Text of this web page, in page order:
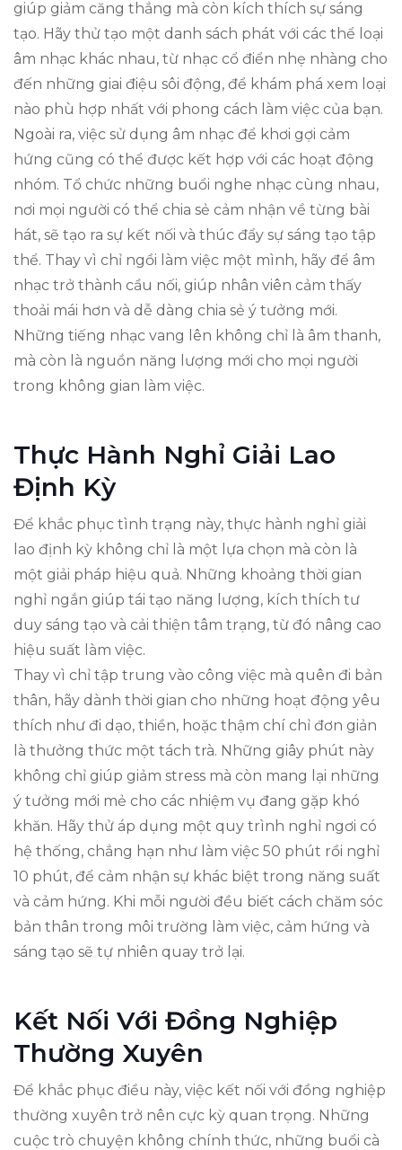
giúp giảm căng thẳng mà còn kích thích sự sáng
tạo. Hãy thử tạo một danh sách phát với các thể loại
âm nhạc khác nhau, từ nhạc cổ điển nhẹ nhàng cho
đến những giai điệu sôi động, để khám phá xem loại
nào phù hợp nhất với phong cách làm việc của bạn.
Ngoài ra, việc sử dụng âm nhạc để khơi gợi cảm
hứng cũng có thể được kết hợp với các hoạt động
nhóm. Tổ chức những buổi nghe nhạc cùng nhau,
nơi mọi người có thể chia sẻ cảm nhận về từng bài
hát, sẽ tạo ra sự kết nối và thúc đẩy sự sáng tạo tập
thể. Thay vì chỉ ngồi làm việc một mình, hãy để âm
nhạc trở thành cầu nối, giúp nhân viên cảm thấy
thoải mái hơn và dễ dàng chia sẻ ý tưởng mới.
Những tiếng nhạc vang lên không chỉ là âm thanh,
mà còn là nguồn năng lượng mới cho mọi người
trong không gian làm việc.
Thực Hành Nghỉ Giải Lao
Định Kỳ
Để khắc phục tình trạng này, thực hành nghỉ giải
lao định kỳ không chỉ là một lựa chọn mà còn là
một giải pháp hiệu quả. Những khoảng thời gian
nghỉ ngắn giúp tái tạo năng lượng, kích thích tư
duy sáng tạo và cải thiện tâm trạng, từ đó nâng cao
hiệu suất làm việc.
Thay vì chỉ tập trung vào công việc mà quên đi bản
thân, hãy dành thời gian cho những hoạt động yêu
thích như đi dạo, thiền, hoặc thậm chí chỉ đơn giản
là thưởng thức một tách trà. Những giây phút này
không chỉ giúp giảm stress mà còn mang lại những
ý tưởng mới mẻ cho các nhiệm vụ đang gặp khó
khăn. Hãy thử áp dụng một quy trình nghỉ ngơi có
hệ thống, chẳng hạn như làm việc 50 phút rồi nghỉ
10 phút, để cảm nhận sự khác biệt trong năng suất
và cảm hứng. Khi mỗi người đều biết cách chăm sóc
bản thân trong môi trường làm việc, cảm hứng và
sáng tạo sẽ tự nhiên quay trở lại.
Kết Nối Với Đồng Nghiệp
Thường Xuyên
Để khắc phục điều này, việc kết nối với đồng nghiệp
thường xuyên trở nên cực kỳ quan trọng. Những
cuộc trò chuyện không chính thức, những buổi cà